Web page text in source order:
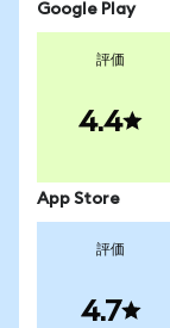
Google Play
評価
4.4
App Store
評価
4.7